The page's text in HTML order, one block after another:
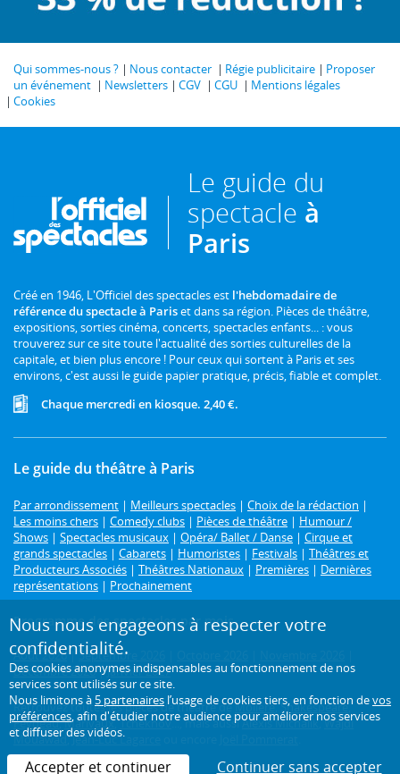
Qui sommes-nous ? Nous contacter Régie publicitaire
Proposer
un événement
Newsletters CGV CGU
Mentions légales
Cookies
Le guide du
spectacle à
Paris
Créé en 1946, L'Officiel des spectacles est l'hebdomadaire de
référence du spectacle à Pariset dans sa région. Pièces de théâtre,
expositions, sorties cinéma, concerts, spectacles enfants... : vous
trouverez sur ce site toute l'actualité des sorties culturelles de la
capitale, et bien plus encore ! Pour ceux qui sortent à Paris et ses
environs, c'est aussi le guide papier pratique, précis, fiable et complet.
Chaque mercredi en kiosque. 2,40 €.
Le guide du théâtre à Paris
Par arrondissement | Meilleurs spectacles | Choix de la rédaction |
Les moins chers | Comedy clubs | Pièces de théâtre | Humour /
Shows | Spectacles musicaux | Opéra/ Ballet / Danse | Cirque et
grands spectacles | Cabarets | Humoristes | Festivals | Théâtres et
Producteurs Associés | Théâtres Nationaux | Premières | Dernières
représentations | Prochainement
Programme des spectacles par mois
Août 2026|Septembre 2026
Décembre 2026|Janvier 2027
Retrouvez toutes les pièces de théâtre deMolière,Shakespeare,
Feydeau,Marivaux,Tchekhov..., mais aussiAlexis Michalik,Wajdi
Mouawad,Jean-Luc Lagarce
Nous nous engageons à respecter votre
confidentialité.
Des cookies anonymes indispensables au fonctionnement de nos
services sont utilisés sur ce site.
Nous limitons à 5 partenaires l’usage de cookies tiers, en fonction devos
préférences, afin d'étudier notre audience pour améliorer nos services
et diffuser des vidéos.
Accepter et continuer Continuer sans accepter